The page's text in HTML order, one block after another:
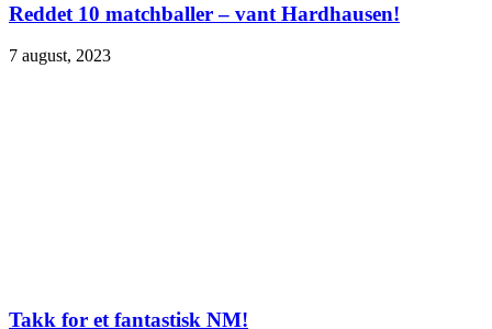
Reddet 10 matchballer – vant Hardhausen!
7 august, 2023
Takk for et fantastisk NM!